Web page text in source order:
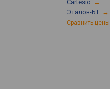
Cartesio →
Эталон-БТ →
Сравнить цены